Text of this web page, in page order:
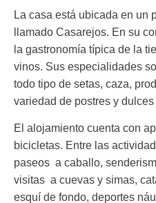
La casa está ubicada en un
llamado Casarejos. En su
la gastronomía típica de la
vinos. Sus especialidades
todo tipo de setas, caza,
variedad de postres y dulces
El alojamiento cuenta con
bicicletas. Entre las
paseos a caballo,
visitas a cuevas y simas,
esquí de fondo, deportes